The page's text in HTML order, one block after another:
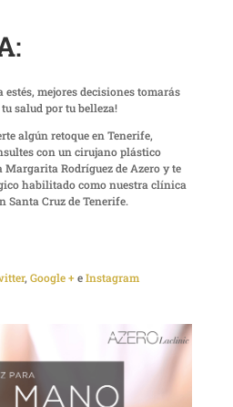
:
mejores decisiones tomarás
salud por tu belleza!
algún retoque en Tenerife,
con un cirujano plástico
Rodríguez de Azero y te
habilitado como nuestra clínica
Santa Cruz de Tenerife.
, Google +eInstagram